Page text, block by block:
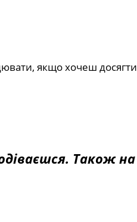
якщо хочеш досягти
Також на